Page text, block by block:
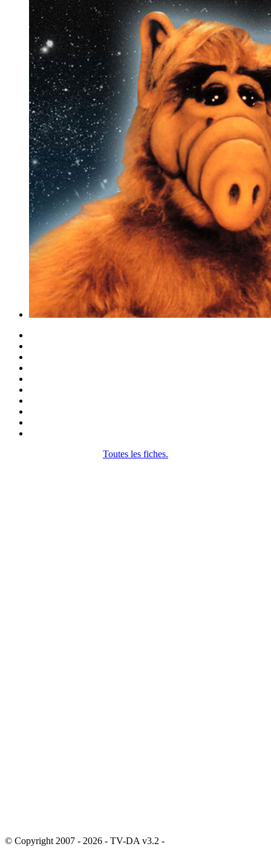
Toutes les fiches.
© Copyright 2007 - 2026 - TV-DA v3.2 -